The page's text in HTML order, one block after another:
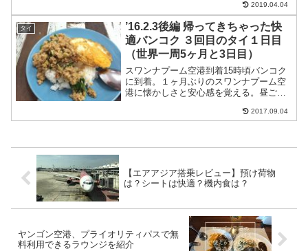
朝食１ドル。いや、プライスレス・・・
でもドミも無料にして欲しい(笑)↓他の人
の口コミを見る...
2019.04.04
タイ
’16.2.3後編 帰ってきちゃった快
適バンコク ３回目のタイ１日目
（世界一周5ヶ月と3日目）
スワンナプーム空港到着15時頃バンコク
に到着。１ヶ月ぶりのスワンナプーム空
港に懐かしさと安心感を覚える。昼ごは
るレストランでぶっかけ飯を頼む。ここ
2017.09.04
【エアアジア搭乗レビュー】預け荷物
は？シートは快適？機内食は？
ヤンゴン空港、プライオリティパスで無
料利用できるラウンジを紹介